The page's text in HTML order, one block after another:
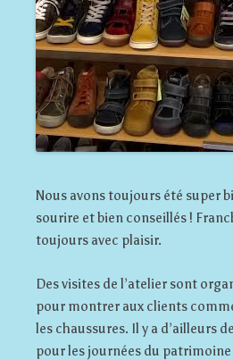
Nous avons toujours été super
sourire et bien conseillés !
toujours avec plaisir.
Des visites de l’atelier sont
pour montrer aux clients
les chaussures. Il y a d’ailleurs
pour les journées du